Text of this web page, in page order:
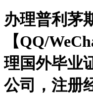
办理普利茅
【QQ/
理国外毕业
公司，注册